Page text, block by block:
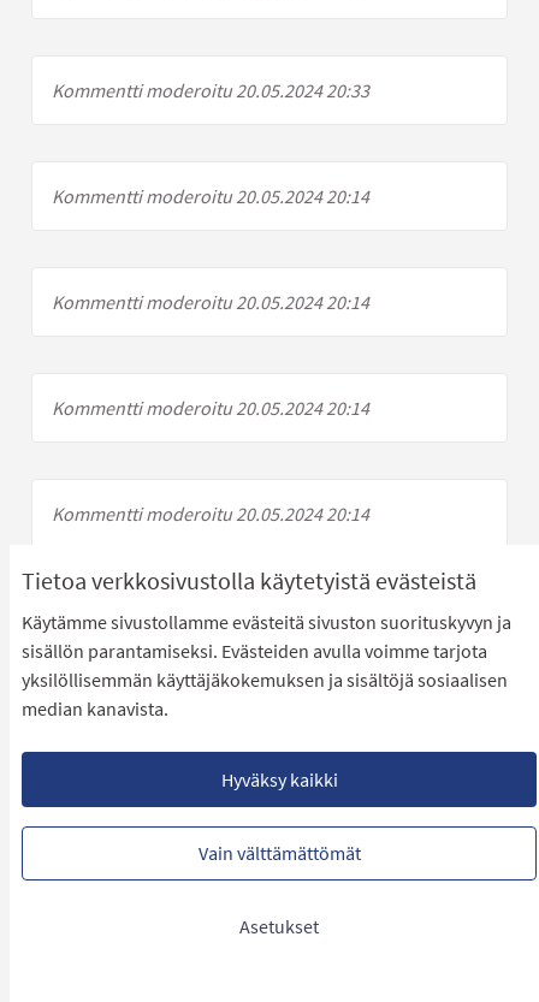
Tietoa verkkosivustolla käytetyistä evästeistä
Käytämme sivustollamme evästeitä sivuston suorituskyvyn ja
sisällön parantamiseksi. Evästeiden avulla voimme tarjota
yksilöllisemmän käyttäjäkokemuksen ja sisältöjä sosiaalisen
median kanavista.
Hyväksy kaikki
Vain välttämättömät
Asetukset
Kommentti moderoitu 20.05.2024 20:33
Kommentti moderoitu 20.05.2024 20:14
Kommentti moderoitu 20.05.2024 20:14
Kommentti moderoitu 20.05.2024 20:14
Kommentti moderoitu 20.05.2024 20:14
Kommentti moderoitu 20.05.2024 20:14
Kommentti moderoitu 20.05.2024 20:14
Kommentti moderoitu 20.05.2024 20:14